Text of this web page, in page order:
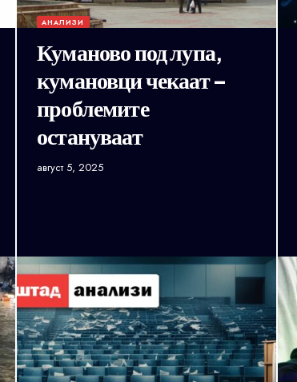
АНАЛИЗИ
Куманово под лупа,
кумановци чекаат –
проблемите
остануваат
август 5, 2025